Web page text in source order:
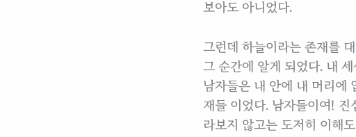
보아도 아니었다.
그런데 하늘이라는 존재를
그 순간에 알게 되었다. 내
남자들은 내 안에 내 머리에
재들 이었다. 남자들이여!
라보지 않고는 도저히 이해